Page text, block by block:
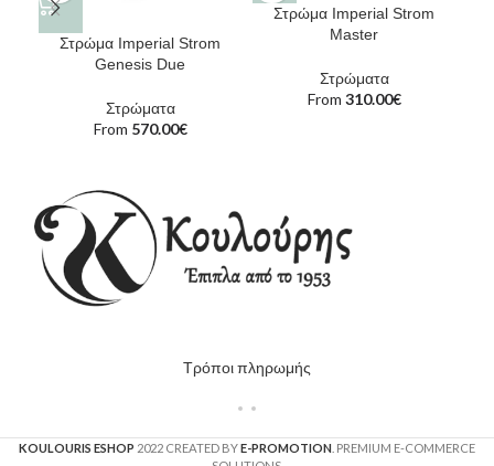
Στρώμα Imperial Strom
Genesis Due
Στρώματα
From 570.00€
Στρώμα Imperial Strom
Master
Στρώματα
From 310.00€
Τρόποι πληρωμής
KOULOURIS ESHOP 2022 CREATED BYE-PROMOTION . PREMIUM E-COMMERCE